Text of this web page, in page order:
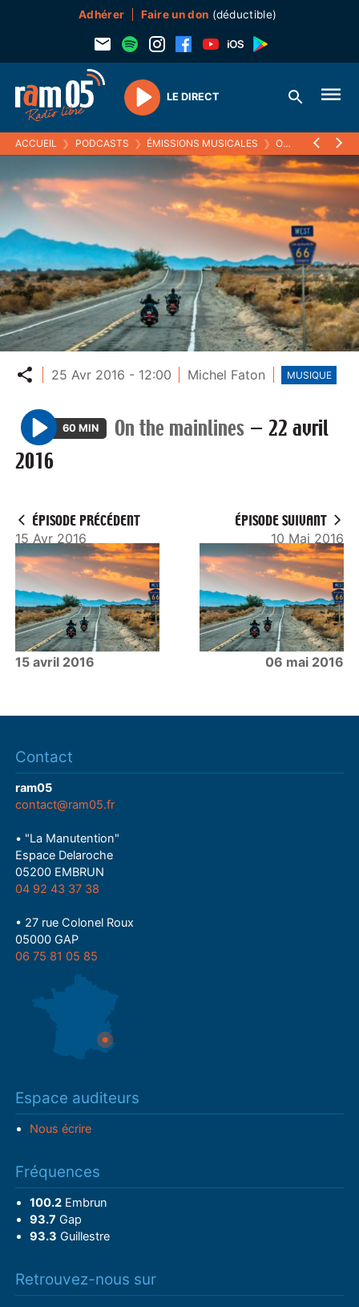
Adhérer Faire un don (déductible)
Play
LE DIRECT
ACCUEIL ❯ PODCASTS ❯ ÉMISSIONS MUSICALES ❯ ON THE MAINLINES
Partager
25 Avr 2016 - 12:00 Michel Faton MUSIQUE
P
l
60 MIN On the mainlines — 22 avril
2016
ÉPISODE PRÉCÉDENT
15 Avr 2016
15 avril 2016
ÉPISODE SUIVANT
10 Mai 2016
06 mai 2016
Contact
ram05
contact@ram05.fr
• "La Manutention"
Espace Delaroche
05200 EMBRUN
04 92 43 37 38
• 27 rue Colonel Roux
05000 GAP
06 75 81 05 85
Espace auditeurs
Nous écrire
Fréquences
100.2Embrun
93.7 Gap
93.3 Guillestre
Retrouvez-nous sur